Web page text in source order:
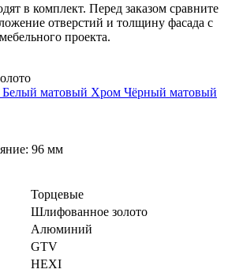
в комплект. Перед заказом сравните
отверстий и толщину фасада с
проекта.
Белый матовый Хром Чёрный матовый
96 мм
Торцевые
Шлифованное золото
Алюминий
GTV
HEXI